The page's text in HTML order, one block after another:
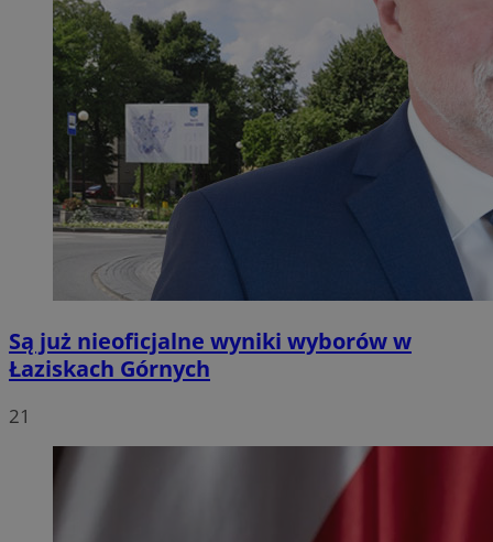
Są już nieoficjalne wyniki wyborów w
Łaziskach Górnych
21